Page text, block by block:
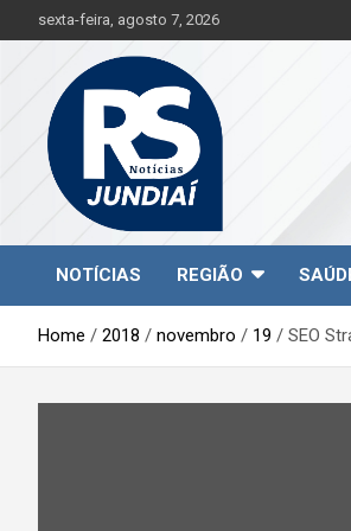
k
t
sexta-feira, agosto 7, 2026
RS Notícias
Jundiaí e região na palma da sua mão!
NOTÍCIAS
REGIÃO
Home 2018 novembro 19 SEO